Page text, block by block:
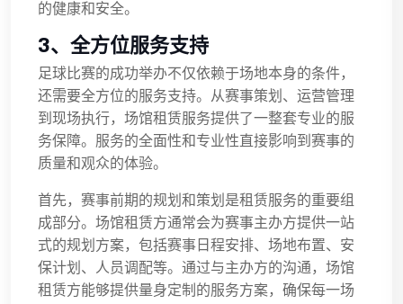
的健康和安全。
3、全方位服务支持
足球比赛的成功举办不仅依赖于场地本身的条件，
还需要全方位的服务支持。从赛事策划、运营管理
到现场执行，场馆租赁服务提供了一整套专业的服
务保障。服务的全面性和专业性直接影响到赛事的
质量和观众的体验。
首先，赛事前期的规划和策划是租赁服务的重要组
成部分。场馆租赁方通常会为赛事主办方提供一站
式的规划方案，包括赛事日程安排、场地布置、安
保计划、人员调配等。通过与主办方的沟通，场馆
租赁方能够提供量身定制的服务方案，确保每一场